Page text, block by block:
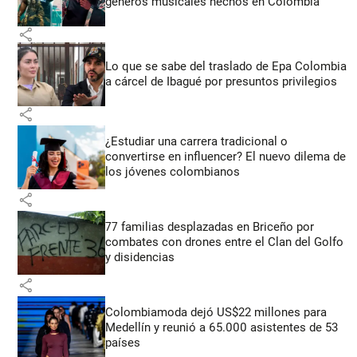
share
Lo que se sabe del traslado de Epa Colombia
a cárcel de Ibagué por presuntos privilegios
share
¿Estudiar una carrera tradicional o
convertirse en influencer? El nuevo dilema de
los jóvenes colombianos
share
77 familias desplazadas en Briceño por
combates con drones entre el Clan del Golfo
y disidencias
share
Colombiamoda dejó US$22 millones para
Medellín y reunió a 65.000 asistentes de 53
países